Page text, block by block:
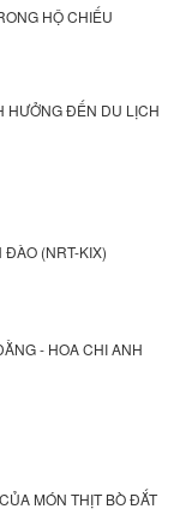
HỘ CHIẾU
HƯỞNG ĐẾN DU LỊCH
ĐÀO (NRT-KIX)
- HOA CHI ANH
MÓN THỊT BÒ ĐẮT